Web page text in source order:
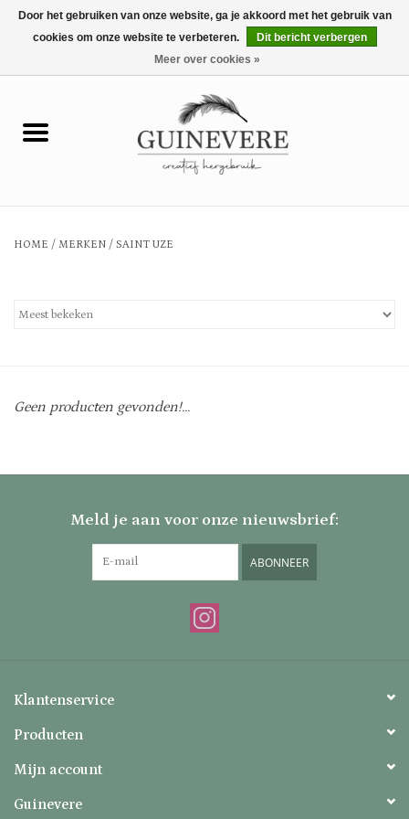
0 Artikelen - €0,00
Meubels
Tuin en buiten
Keuken
Uitverkocht
HOME / MERKEN / SAINT UZE
Geen producten gevonden!...
Meld je aan voor onze nieuwsbrief:
ABONNEER
Klantenservice
Producten
Mijn account
Guinevere
Door het gebruiken van onze website, ga je akkoord met het gebruik van
cookies om onze website te verbeteren.
Dit bericht verbergen
Meer over cookies »